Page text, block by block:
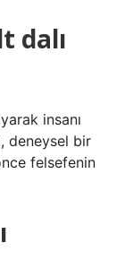
dalı
insanı
deneysel bir
felsefenin